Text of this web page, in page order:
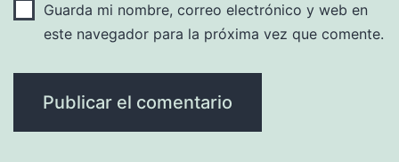
Guarda mi nombre, correo electrónico y web en
este navegador para la próxima vez que comente.